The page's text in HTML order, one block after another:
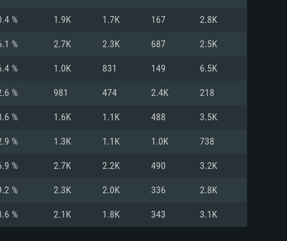
제: Windows 10/11 (64 bit)
서: Intel Core i5 또는 Ryzen 5 3600 이상
: 16 GB 이상
카드: DirectX 11 이상을 지원하는 Nvidia
제: Mac OS Big Sur 11.0
서: Core i7 (Intel Xeon 은 지원하지 않습니
크: 브로드밴드 인터넷
장 공간: 62.2 GB (전체 클라이언트)
제: Ubuntu 20.04 64bit
서: Intel Core i7
16 GB
카드: Vulkan 을 지원하고, 최신 그래픽 드라
의 성능을 가지며 최신 그래픽 드라이버를
는 AMD RX 570 (6개월 미만; 최소사양 지원
% 1.9K 1.7K 167 2.8K
% 2.7K 2.3K 687 2.5K
% 1.0K 831 149 6.5K
% 981 474 2.4K 218
% 1.6K 1.1K 488 3.5K
% 1.3K 1.1K 1.0K 738
% 2.7K 2.2K 490 3.2K
% 2.3K 2.0K 336 2.8K
% 2.1K 1.8K 343 3.1K